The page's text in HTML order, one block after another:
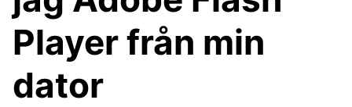
Player från min
dator